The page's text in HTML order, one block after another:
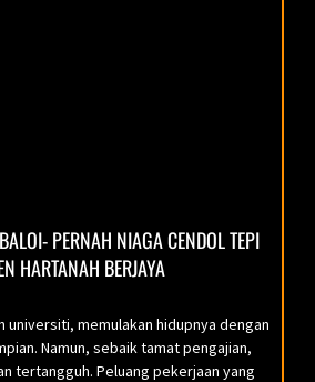
PERNAH NIAGA CENDOL TEPI
HARTANAH BERJAYA
universiti, memulakan hidupnya dengan
Namun, sebaik tamat pengajian,
tertangguh. Peluang pekerjaan yang